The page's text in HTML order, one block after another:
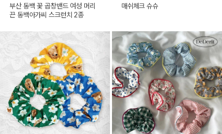
부산 동백 꽃 곱창밴드 여성 머리
끈 동백아가씨 스크런치 2종
매쉬체크 슈슈